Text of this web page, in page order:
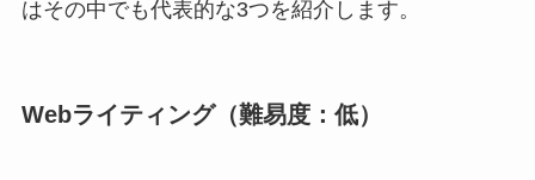
はその中でも代表的な3つを紹介します。
Webライティング（難易度：低）